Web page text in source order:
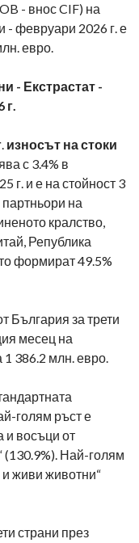
- внос CIF) на
- февруари 2026 г. е
евро.
- Екстрастат -
г.
. износът на стоки
с 3.4% в
г. и е на стойност 3
на
кралство,
Република
формират 49.5%
България за трети
месец на
1 386.2 млн. евро.
голям ръст е
и восъци от
(130.9%). Най-голям
живи животни“
страни през